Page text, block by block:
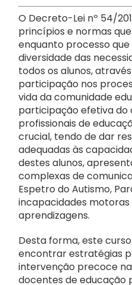
O Decreto-Lei nº 54/
princípios e normas
enquanto processo
diversidade das
todos os alunos,
participação nos
vida da comunidade
participação efetiva do
profissionais de
crucial, tendo de dar
adequadas às
destes alunos,
complexas de
Espetro do Autismo,
incapacidades
aprendizagens.
Desta forma, este
encontrar estratégias
intervenção precoce
docentes de educação